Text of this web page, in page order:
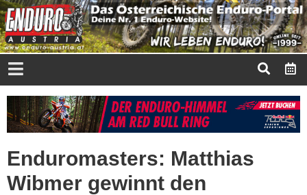
Enduromasters: Matthias
Wibmer gewinnt den